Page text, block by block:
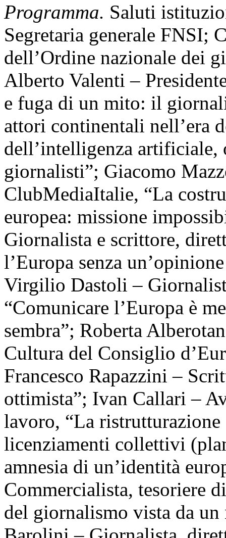
Programma. Saluti
Segretaria generale FNSI;
dell’Ordine nazionale dei
Alberto Valenti –
e fuga di un mito: il
attori continentali nell’era
dell’intelligenza
giornalisti”; Giacomo
ClubMediaItalie, “La
europea: missione
Giornalista e scrittore,
l’Europa senza
Virgilio Dastoli –
“Comunicare l’Europa è
sembra”; Roberta
Cultura del Consiglio
Francesco Rapazzini –
ottimista”; Ivan Callari –
lavoro, “La
licenziamenti collettivi
amnesia di un’identità
Commercialista, tesoriere
del giornalismo vista da